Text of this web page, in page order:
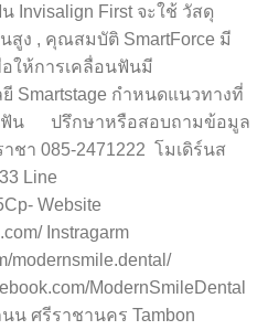
Invisalign First จะใช้ วัสดุ
สูง , คุณสมบัติ SmartForce มี
อให้การเคลื่อนฟันมี
Smartstage กำหนดแนวทางที่
ฟัน ปรึกษาหรือสอบถามข้อมูล
ชา 085-2471222 โมเดิร์นส
Line
Website
Instragarm
modernsmile.dental/
ModernSmileDental
น ศรีราชานคร Tambon